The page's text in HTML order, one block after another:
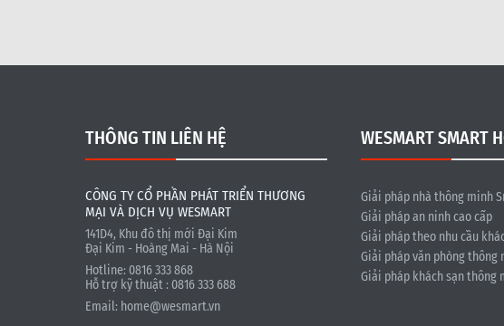
THÔNG TIN LIÊN HỆ
CÔNG TY CỔ PHẦN PHÁT TRIỂN THƯƠNG
MẠI VÀ DỊCH VỤ WESMART
141D4, Khu đô thị mới Đại Kim
Đại Kim - Hoàng Mai - Hà Nội
Hotline: 0816 333 868
Hỗ trợ kỹ thuật : 0816 333 688
Email: home@wesmart.vn
WESMART SMART
Giải pháp nhà thông minh
Giải pháp an ninh cao cấp
Giải pháp theo nhu cầu
Giải pháp văn phòng thông
Giải pháp khách sạn thông